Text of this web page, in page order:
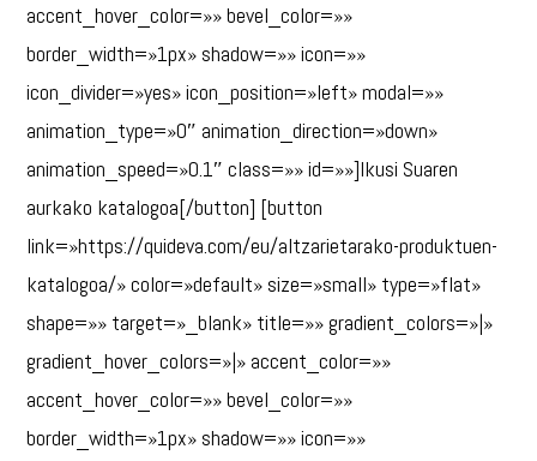
accent_hover_color=»» bevel_color=»»
border_width=»1px» shadow=»» icon=»»
icon_divider=»yes» icon_position=»left» modal=»»
animation_type=»0″ animation_direction=»down»
animation_speed=»0.1″ class=»» id=»»]Ikusi Suaren
aurkako katalogoa[/button] [button
link=»https://quideva.com/eu/altzarietarako-produktuen-
katalogoa/» color=»default» size=»small» type=»flat»
shape=»» target=»_blank» title=»» gradient_colors=»|»
gradient_hover_colors=»|» accent_color=»»
accent_hover_color=»» bevel_color=»»
border_width=»1px» shadow=»» icon=»»